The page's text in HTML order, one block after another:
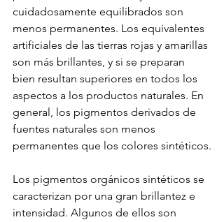
cuidadosamente equilibrados son
menos permanentes. Los equivalentes
artificiales de las tierras rojas y amarillas
son más brillantes, y si se preparan
bien resultan superiores en todos los
aspectos a los productos naturales. En
general, los pigmentos derivados de
fuentes naturales son menos
permanentes que los colores sintéticos.
Los pigmentos orgánicos sintéticos se
caracterizan por una gran brillantez e
intensidad. Algunos de ellos son